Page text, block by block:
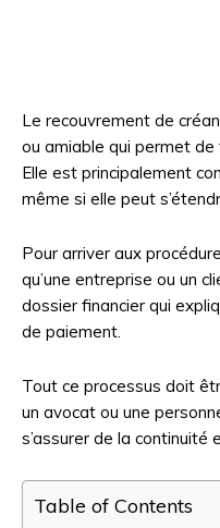
Le recouvrement de
ou amiable qui permet de
Elle est principalement
même si elle peut
Pour arriver aux
qu’une entreprise ou un
dossier financier qui
de paiement.
Tout ce processus doit
un avocat ou une
s’assurer de la continuité
Table of Contents